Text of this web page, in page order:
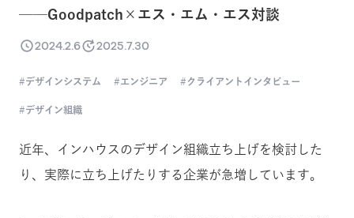
──Goodpatch×エス・エム・エス対談
2024.2.6 2025.7.30
デザインシステム エンジニア クライアントインタビュー
デザイン組織
近年、インハウスのデザイン組織立ち上げを検討した
り、実際に立ち上げたりする企業が急増しています。